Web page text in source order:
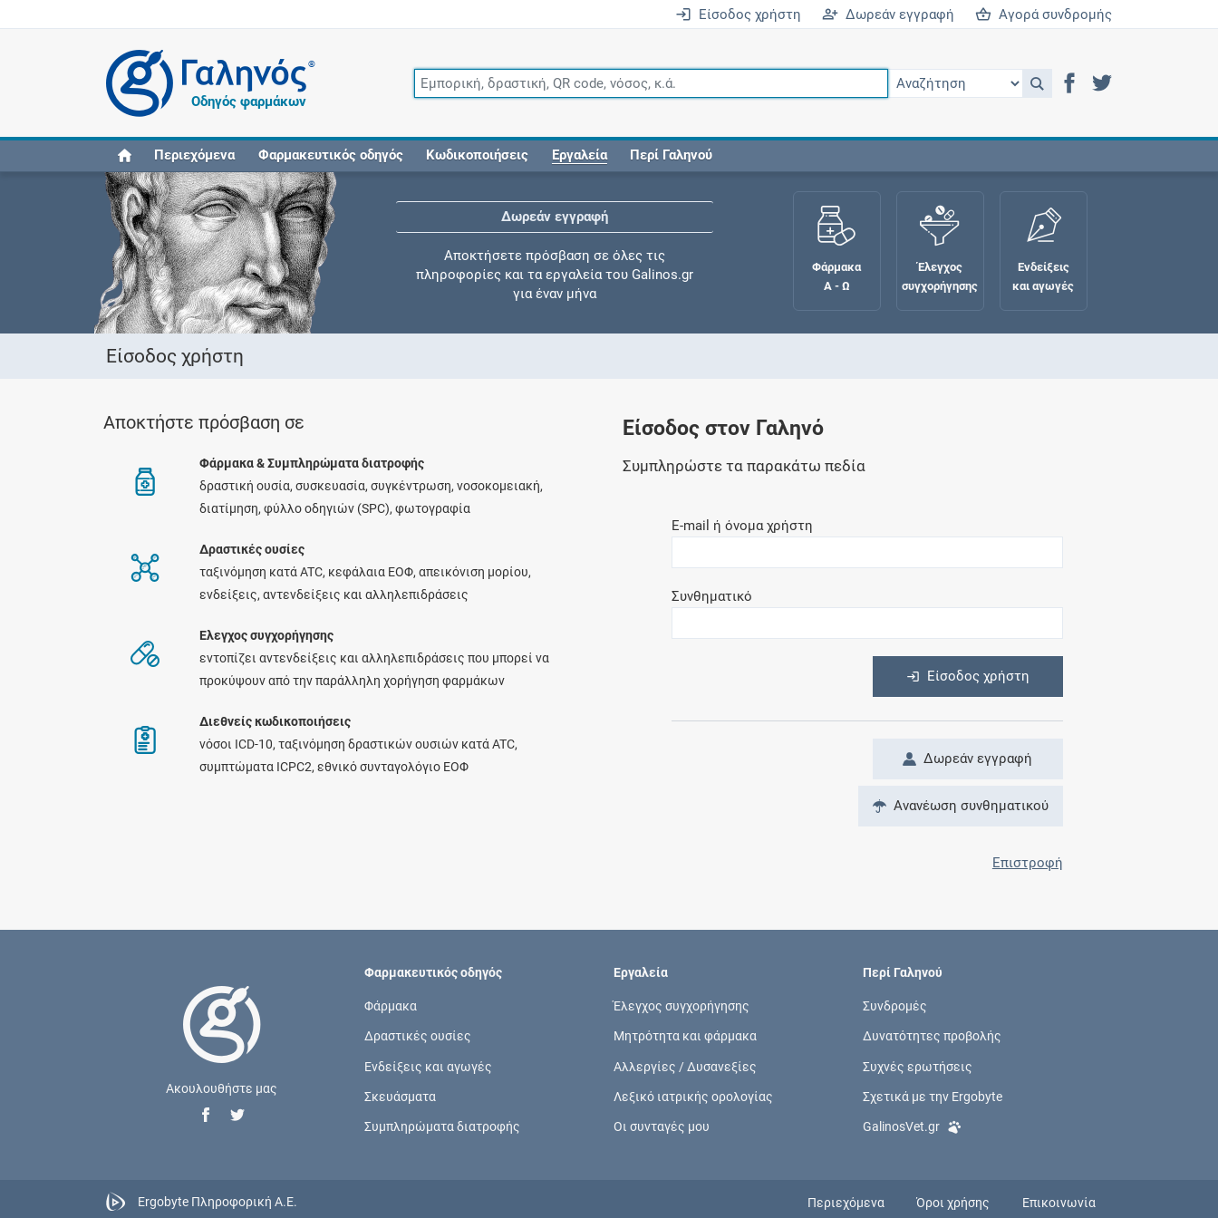
Είσοδος χρήστη Δωρεάν εγγραφή Αγορά συνδρομής
®
Οδηγός φαρμάκων
Περιεχόμενα Φαρμακευτικός οδηγός Κωδικοποιήσεις Εργαλεία Περί Γαληνού
Δωρεάν εγγραφή
Αποκτήσετε πρόσβαση σε όλες τις
πληροφορίες και τα εργαλεία του Galinos.gr
για έναν μήνα
Ελέγξτε την αγωγή σας για αντενδείξεις και
Αποθηκεύστε τις συνταγές σας και
μοιραστείτε τις εύκολα και με ασφάλεια
Ενημερωθείτε για την ασφάλεια χορήγησης
ενός φαρμάκου κατά τη διάρκεια της
επιπλέον παροχές των συνδρομητικών
Ενδείξεις και αγωγές
νόσους, συμπτώματα και ιατρικές πράξεις
Φάρμακα
Α - Ω
Έλεγχος
συγχορήγησης
Ενδείξεις
και αγωγές
Είσοδος χρήστη
Αποκτήστε πρόσβαση σε
Φάρμακα & Συμπληρώματα διατροφής
δραστική ουσία, συσκευασία, συγκέντρωση, νοσοκομειακή,
διατίμηση, φύλλο οδηγιών (SPC), φωτογραφία
Δραστικές ουσίες
ταξινόμηση κατά ATC, κεφάλαια ΕΟΦ, απεικόνιση μορίου,
ενδείξεις, αντενδείξεις και αλληλεπιδράσεις
Ελεγχος συγχορήγησης
εντοπίζει αντενδείξεις και αλληλεπιδράσεις που μπορεί να
προκύψουν από την παράλληλη χορήγηση φαρμάκων
Διεθνείς κωδικοποιήσεις
νόσοι ICD-10, ταξινόμηση δραστικών ουσιών κατά ATC,
συμπτώματα ICPC2, εθνικό συνταγολόγιο ΕΟΦ
Είσοδος στον Γαληνό
Συμπληρώστε τα παρακάτω πεδία
E-mail ή όνομα χρήστη
Συνθηματικό
Είσοδος χρήστη
Δωρεάν εγγραφή
Ανανέωση συνθηματικού
Επιστροφή
Ακουλουθήστε μας
Φαρμακευτικός οδηγός
Φάρμακα
Δραστικές ουσίες
Ενδείξεις και αγωγές
Σκευάσματα
Συμπληρώματα διατροφής
Εργαλεία
Έλεγχος συγχορήγησης
Μητρότητα και φάρμακα
Αλλεργίες / Δυσανεξίες
Λεξικό ιατρικής ορολογίας
Οι συνταγές μου
Περί Γαληνού
Συνδρομές
Δυνατότητες προβολής
Συχνές ερωτήσεις
Σχετικά με την Ergobyte
GalinosVet.gr
Ergobyte Πληροφορική Α.Ε. Περιεχόμενα Όροι χρήσης Επικοινωνία